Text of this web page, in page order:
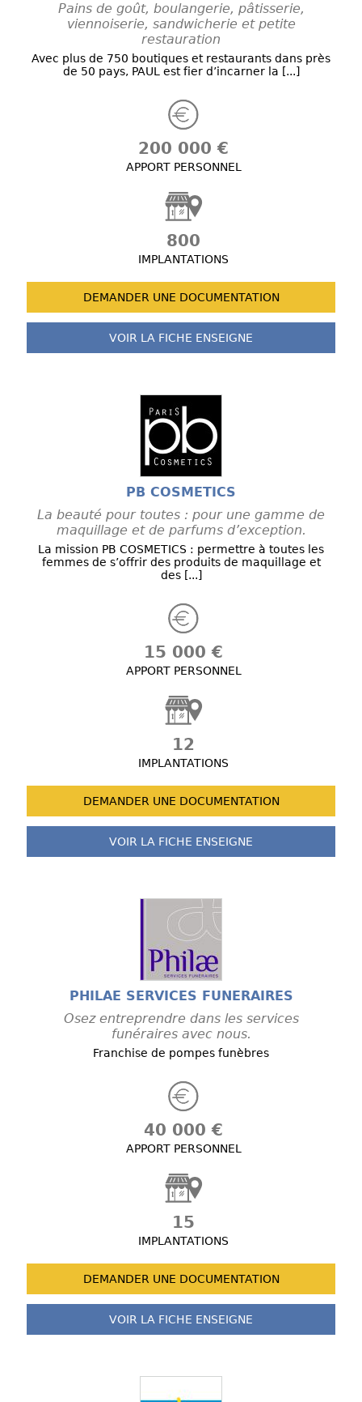
Pains de goût, boulangerie, pâtisserie,
viennoiserie, sandwicherie et petite
restauration
Avec plus de 750 boutiques et restaurants dans près
de 50 pays, PAUL est fier d’incarner la [...]
200 000 €
APPORT PERSONNEL
800
IMPLANTATIONS
DEMANDER UNE DOCUMENTATION
VOIR LA FICHE ENSEIGNE
PB COSMETICS
La beauté pour toutes : pour une gamme de
maquillage et de parfums d’exception.
La mission PB COSMETICS : permettre à toutes les
femmes de s’offrir des produits de maquillage et
des [...]
15 000 €
APPORT PERSONNEL
12
IMPLANTATIONS
DEMANDER UNE DOCUMENTATION
VOIR LA FICHE ENSEIGNE
PHILAE SERVICES FUNERAIRES
Osez entreprendre dans les services
funéraires avec nous.
Franchise de pompes funèbres
40 000 €
APPORT PERSONNEL
15
IMPLANTATIONS
DEMANDER UNE DOCUMENTATION
VOIR LA FICHE ENSEIGNE